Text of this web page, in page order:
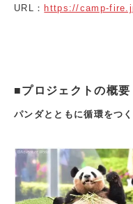
URL： https://camp-
■プロジェクトの概要
パンダとともに循環をつ